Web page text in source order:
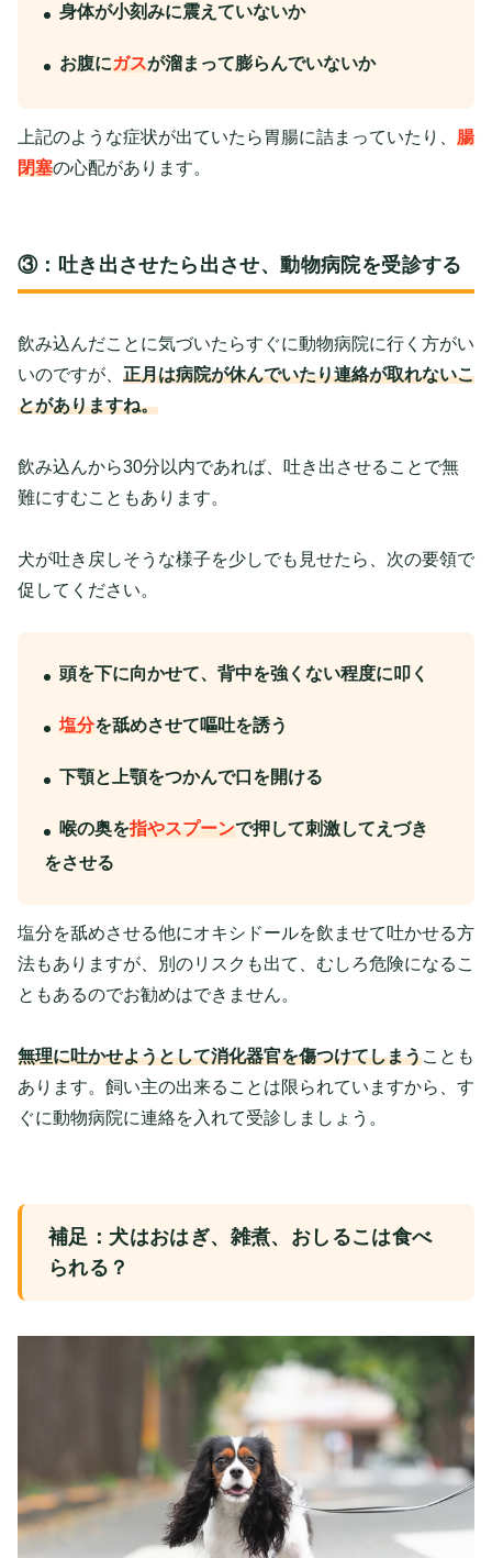
身体が小刻みに震えていないか
お腹にガスが溜まって膨らんでいないか
上記のような症状が出ていたら胃腸に詰まっていたり、 腸
閉塞の心配があります。
③：吐き出させたら出させ、動物病院を受診する
飲み込んだことに気づいたらすぐに動物病院に行く方がい
いのですが、 正月は病院が休んでいたり連絡が取れないこ
とがありますね。
飲み込んから30分以内であれば、吐き出させることで無
難にすむこともあります。
犬が吐き戻しそうな様子を少しでも見せたら、次の要領で
促してください。
頭を下に向かせて、背中を強くない程度に叩く
塩分を舐めさせて嘔吐を誘う
下顎と上顎をつかんで口を開ける
喉の奥を指やスプーンで押して刺激してえづき
をさせる
塩分を舐めさせる他にオキシドールを飲ませて吐かせる方
法もありますが、別のリスクも出て、むしろ危険になるこ
ともあるのでお勧めはできません。
無理に吐かせようとして消化器官を傷つけてしまうことも
あります。飼い主の出来ることは限られていますから、す
ぐに動物病院に連絡を入れて受診しましょう。
補足：犬はおはぎ、雑煮、おしるこは食べ
られる？